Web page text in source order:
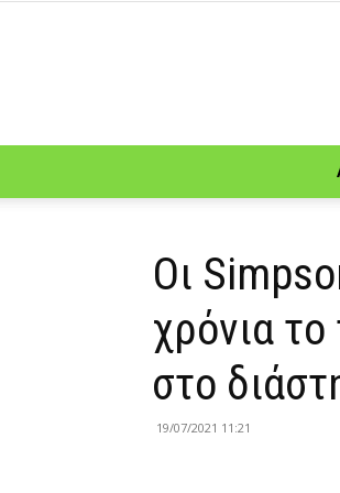
Οι
χρόνια
στο
19/07/2021 11:21